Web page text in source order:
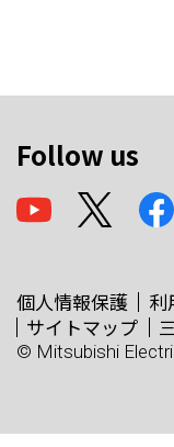
Follow us
個人情報保護 利
サイトマップ
© Mitsubishi